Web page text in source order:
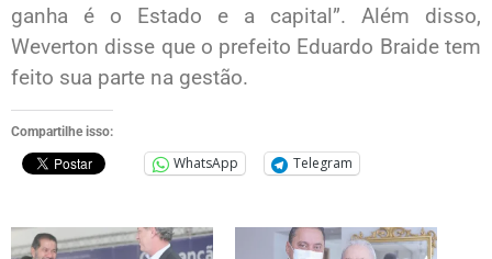
ganha é o Estado e a capital”. Além disso,
Weverton disse que o prefeito Eduardo Braide tem
feito sua parte na gestão.
Compartilhe isso:
WhatsApp Telegram